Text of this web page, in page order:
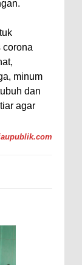
corona
minum
dan
agar